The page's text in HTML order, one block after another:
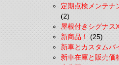
定期点検メンテナ
(2)
屋根付きシグナス
新商品！(25)
新車とカスタムバ
新車在庫と販売価